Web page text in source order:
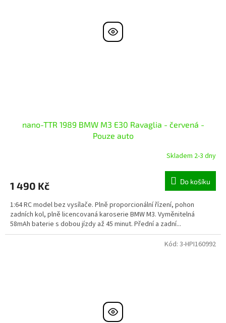
nano-TTR 1989 BMW M3 E30 Ravaglia - červená -
Pouze auto
Skladem 2-3 dny
1 490 Kč Do košíku
1:64 RC model bez vysílače. Plně proporcionální řízení, pohon
zadních kol, plně licencovaná karoserie BMW M3. Vyměnitelná
58mAh baterie s dobou jízdy až 45 minut. Přední a zadní...
Kód: 3-HPI160992